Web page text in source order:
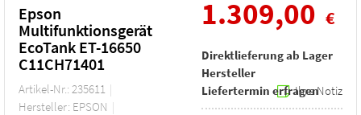
Epson
Multifunktionsgerät
EcoTank ET-16650
C11CH71401
Artikel-Nr.: 235611
Hersteller: EPSON
1.309,00 €
Direktlieferung ab Lager
Hersteller
Liefertermin erfragenIhre Notiz